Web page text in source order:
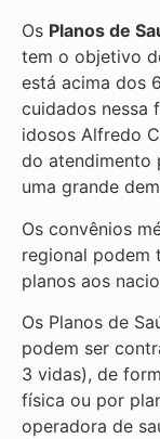
Os Planos de
tem o objetivo
está acima dos
cuidados nessa
idosos Alfredo
do atendimento
uma grande
Os convênios
regional podem
planos aos
Os Planos de
podem ser
3 vidas), de
física ou por
operadora de